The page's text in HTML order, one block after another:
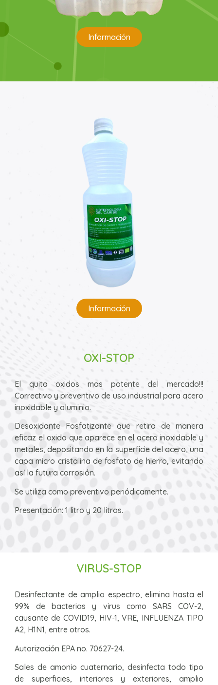
Información
Información
OXI-STOP
El quita oxidos mas potente del mercado!!!
Correctivo y preventivo de uso industrial para acero
inoxidable y aluminio.
Desoxidante Fosfatizante que retira de manera
eficaz el oxido que aparece en el acero inoxidable y
metales, depositando en la superficie del acero, una
capa micro cristalina de fosfato de hierro, evitando
así la futura corrosión.
Se utiliza como preventivo periódicamente.
Presentación: 1 litro y 20 litros.
VIRUS-STOP
Desinfectante de amplio espectro, elimina hasta el
99% de bacterias y virus como SARS COV-2,
causante de COVID19, HIV-1, VRE, INFLUENZA TIPO
A2, H1N1, entre otros.
Autorización EPA no. 70627-24.
Sales de amonio cuaternario, desinfecta todo tipo
de superficies, interiores y exteriores, amplio